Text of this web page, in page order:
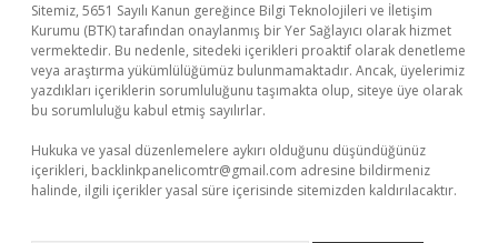
Sitemiz, 5651 Sayılı Kanun gereğince Bilgi Teknolojileri ve İletişim
Kurumu (BTK) tarafından onaylanmış bir Yer Sağlayıcı olarak hizmet
vermektedir. Bu nedenle, sitedeki içerikleri proaktif olarak denetleme
veya araştırma yükümlülüğümüz bulunmamaktadır. Ancak, üyelerimiz
yazdıkları içeriklerin sorumluluğunu taşımakta olup, siteye üye olarak
bu sorumluluğu kabul etmiş sayılırlar.
Hukuka ve yasal düzenlemelere aykırı olduğunu düşündüğünüz
içerikleri, backlinkpanelicomtr@gmail.com adresine bildirmeniz
halinde, ilgili içerikler yasal süre içerisinde sitemizden kaldırılacaktır.